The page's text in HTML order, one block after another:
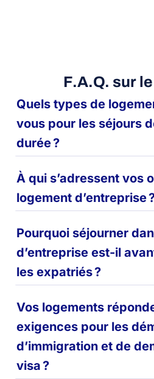
F.A.Q. sur
Quels types de
vous pour les séjours
durée ?
À qui s’adressent vos
logement d’entreprise
Pourquoi séjourner
d’entreprise est-il
les expatriés ?
Vos logements
exigences pour les
d’immigration et de
visa ?